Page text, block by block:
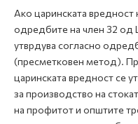
Ако царинската
одредбите на член 32 од
утврдува согласно
(пресметковен метод).
царинската вредност се
за производство на
на профитот и општите